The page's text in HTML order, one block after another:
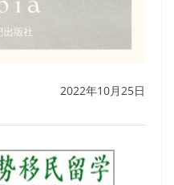
2022年10月25日